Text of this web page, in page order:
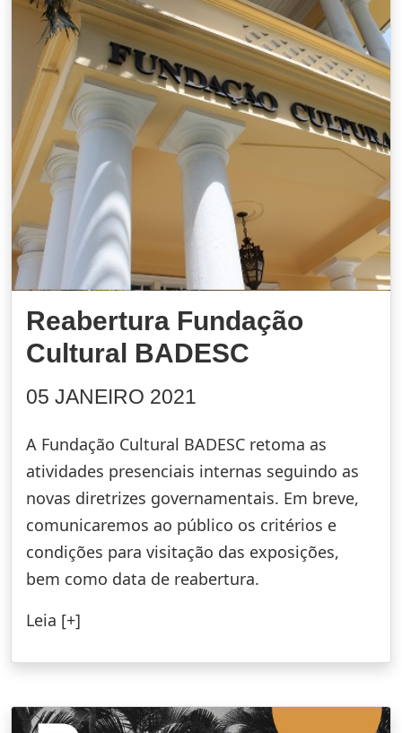
Reabertura Fundação
Cultural BADESC
05 JANEIRO 2021
A Fundação Cultural BADESC retoma as
atividades presenciais internas seguindo as
novas diretrizes governamentais. Em breve,
comunicaremos ao público os critérios e
condições para visitação das exposições,
bem como data de reabertura.
Leia [+]